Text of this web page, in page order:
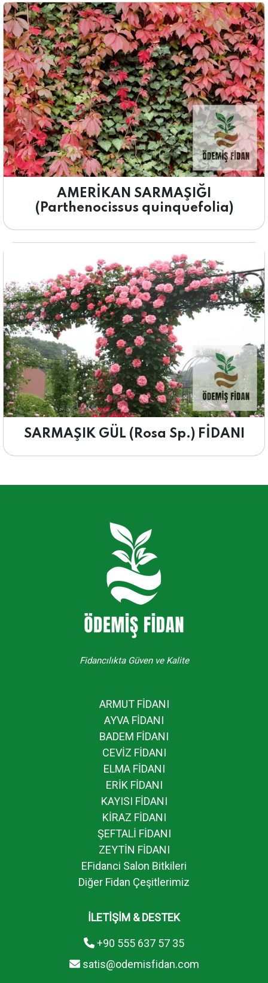
AMERİKAN SARMAŞIĞI
(Parthenocissus quinquefolia)
SARMAŞIK GÜL (Rosa Sp.) FİDANI
Fidancılıkta Güven ve Kalite
ARMUT FİDANI
AYVA FİDANI
BADEM FİDANI
CEVİZ FİDANI
ELMA FİDANI
ERİK FİDANI
KAYISI FİDANI
KİRAZ FİDANI
ŞEFTALİ FİDANI
ZEYTİN FİDANI
EFidanci Salon Bitkileri
Diğer Fidan Çeşitlerimiz
İLETİŞİM & DESTEK
+90 555 637 57 35
satis@odemisfidan.com